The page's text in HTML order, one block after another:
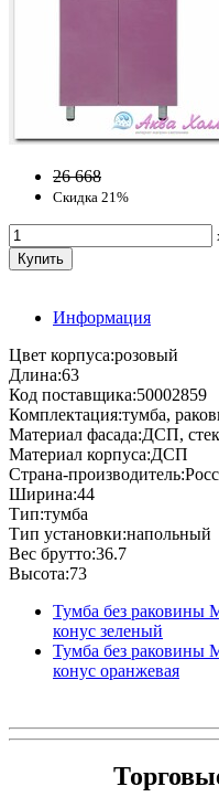
26 668
Скидка 21%
Информация
Цвет корпуса:розовый
Длина:63
Код поставщика:50002859
Комплектация:тумба,
Материал фасада:ДСП,
Материал корпуса:ДСП
Страна-
Ширина:44
Тип:тумба
Тип установки:напольный
Вес брутто:36.7
Высота:73
Тумба без раковины
конус зеленый
Тумба без раковины
конус оранжевая